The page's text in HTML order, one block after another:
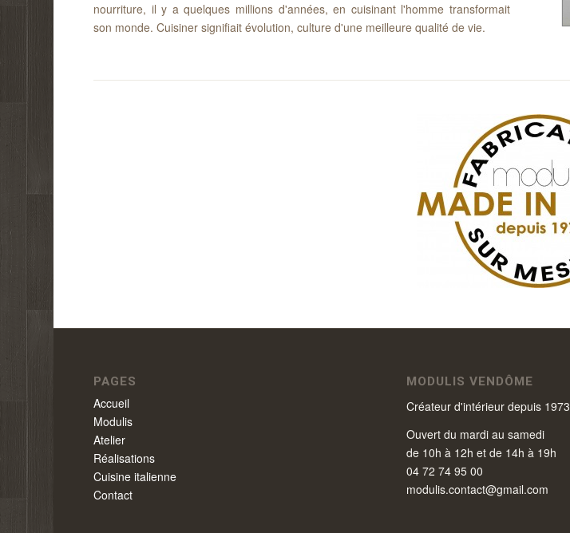
nourriture, il y a quelques millions d'années, en cuisinant l'homme transformait
son monde. Cuisiner signifiait évolution, culture d'une meilleure qualité de vie.
PAGES
Accueil
Modulis
Atelier
Réalisations
Cuisine italienne
Contact
MODULIS VENDÔME
Créateur d'intérieur depuis 1973
Ouvert du mardi au samedi
de 10h à 12h et de 14h à 19h
04 72 74 95 00
modulis.contact@gmail.com